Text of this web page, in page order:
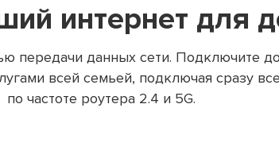
интернет для
передачи данных сети. Подключите
всей семьей, подключая сразу
по частоте роутера 2.4 и 5G.